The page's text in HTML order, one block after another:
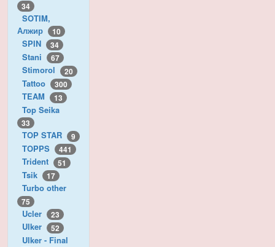
34
SOTIM,
Алжир
10
SPIN 34
Stani 67
Stimorol 20
Tattoo 300
TEAM 13
Top Seika
33
TOP STAR 9
TOPPS 441
Trident 51
Tsik 17
Turbo other
75
Ucler 23
Ulker 52
Ulker - Final